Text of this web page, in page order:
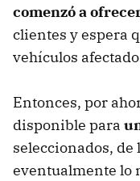
comenzó a
clientes y espera
vehículos
Entonces, por
disponible para
seleccionados, de
eventualmente lo